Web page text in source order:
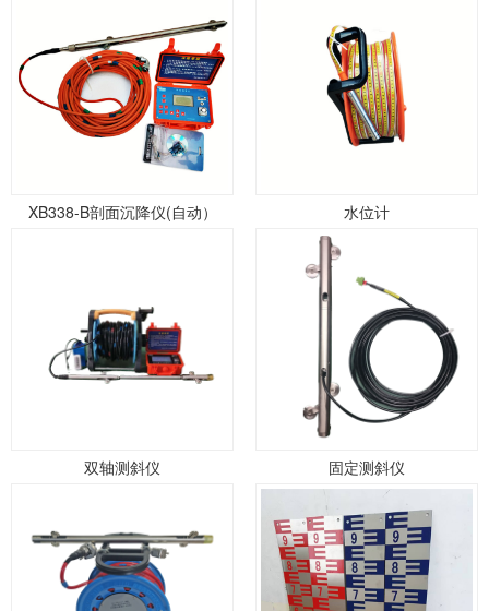
XB338-B剖面沉降仪(自动） 水位计
双轴测斜仪 固定测斜仪